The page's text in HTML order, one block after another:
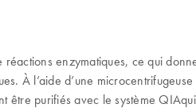
enzymatiques, ce qui
À l’aide d’une
être purifiés avec le système